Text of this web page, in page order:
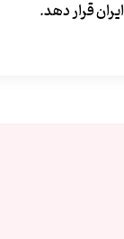
قرار دهد.